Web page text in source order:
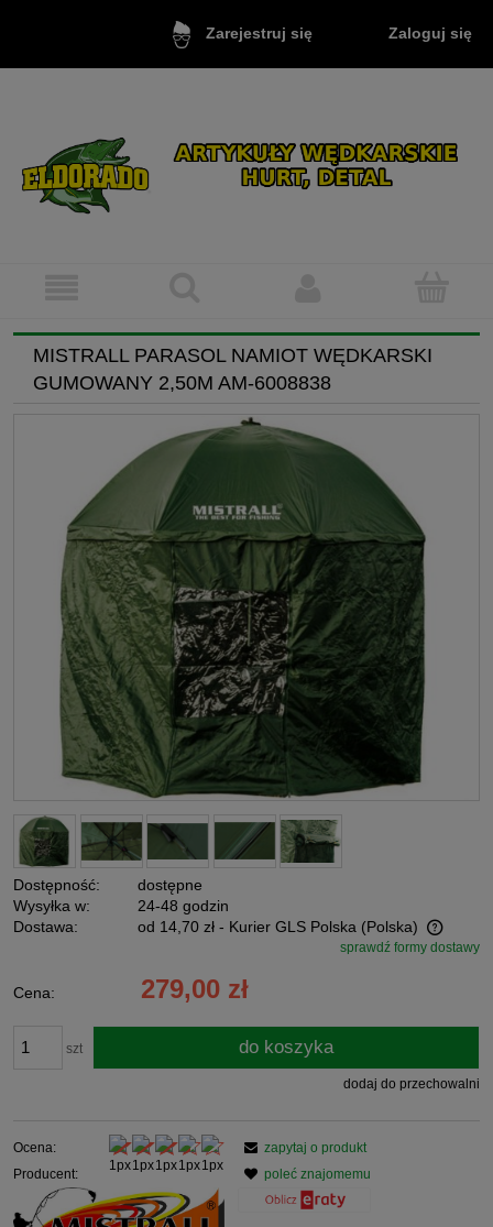
Zarejestruj się Zaloguj się
MISTRALL PARASOL NAMIOT WĘDKARSKI
GUMOWANY 2,50M AM-6008838
Dostępność:
dostępne
Wysyłka w:
24-48 godzin
Dostawa:
od 14,70 zł - Kurier GLS Polska (Polska)
Cena nie zawiera ewentualnych kosztów płatnościsprawdź formy dostawy
Cena: 279,00 zł
szt do koszyka
dodaj do przechowalni
Ocena:
Producent:
zapytaj o produkt
poleć znajomemu